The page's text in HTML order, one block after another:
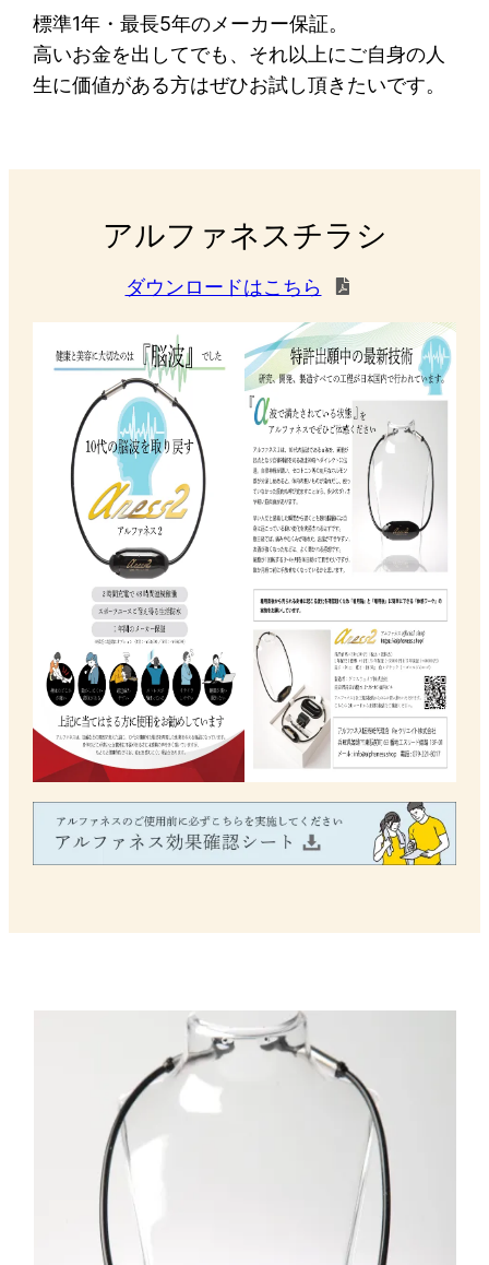
標準1年・最長5年のメーカー保証。
高いお金を出してでも、それ以上にご自身の人
生に価値がある方はぜひお試し頂きたいです。
アルファネスチラシ
ダウンロードはこちら